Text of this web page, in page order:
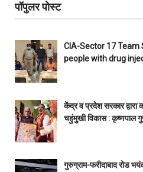
पॉपुलर पोस्ट
CIA-Sector 17
people with drug
केंद्र व प्रदेश सरकार द्वारा
चहुंमुखी विकास : कृष्णपाल
गुरुग्राम-फरीदाबाद रोड